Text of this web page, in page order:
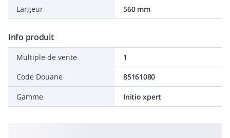
Largeur 560 mm
Info produit
Multiple de vente
1
Code Douane
85161080
Gamme Initio xpert